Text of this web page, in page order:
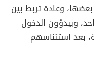
وعادة تربط بين
ويبدؤون الدخول
بعد استئناسهم